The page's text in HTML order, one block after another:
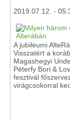
2019.07.12. -
A jubileumi
Visszatért a
Magashegyi
Péterfy Bori &
fesztivál
virágcsokorral